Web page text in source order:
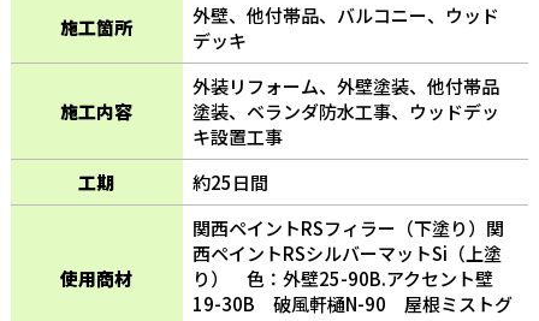
施工箇所
外壁、他付帯品、バルコニー、ウッド
デッキ
施工内容
外装リフォーム、外壁塗装、他付帯品
塗装、ベランダ防水工事、ウッドデッ
キ設置工事
工期
約25日間
使用商材
関西ペイントRSフィラー（下塗り）関
西ペイントRSシルバーマットSi（上塗
り） 色：外壁25-90B.アクセント壁
19-30B 破風軒樋N-90 屋根ミストグ